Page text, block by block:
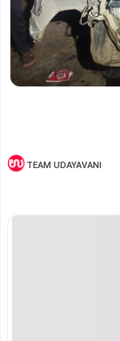
TEAM UDAYAVANI